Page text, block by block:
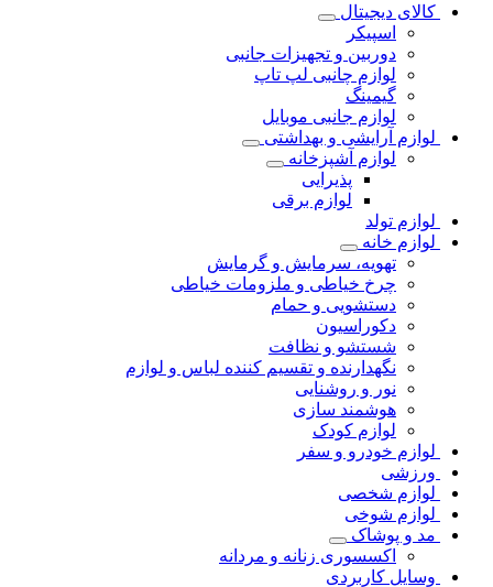
کالای دیجیتال
اسپیکر
دوربین و تجهیزات جانبی
لوازم چانبی لپ تاپ
گیمینگ
لوازم جانبی موبایل
لوازم آرایشی و بهداشتی
لوازم آشپزخانه
پذیرایی
لوازم برقی
لوازم تولد
لوازم خانه
تهویه، سرمایش و گرمایش
چرخ خیاطی و ملزومات خیاطی
دستشویی و حمام
دکوراسیون
شستشو و نظافت
نگهدارنده و تقسیم کننده لباس و لوازم
نور و روشنایی
هوشمند سازی
لوازم کودک
لوازم خودرو و سفر
ورزشی
لوازم شخصی
لوازم شوخی
مد و پوشاک
اکسسوری زنانه و مردانه
وسایل کاربردی